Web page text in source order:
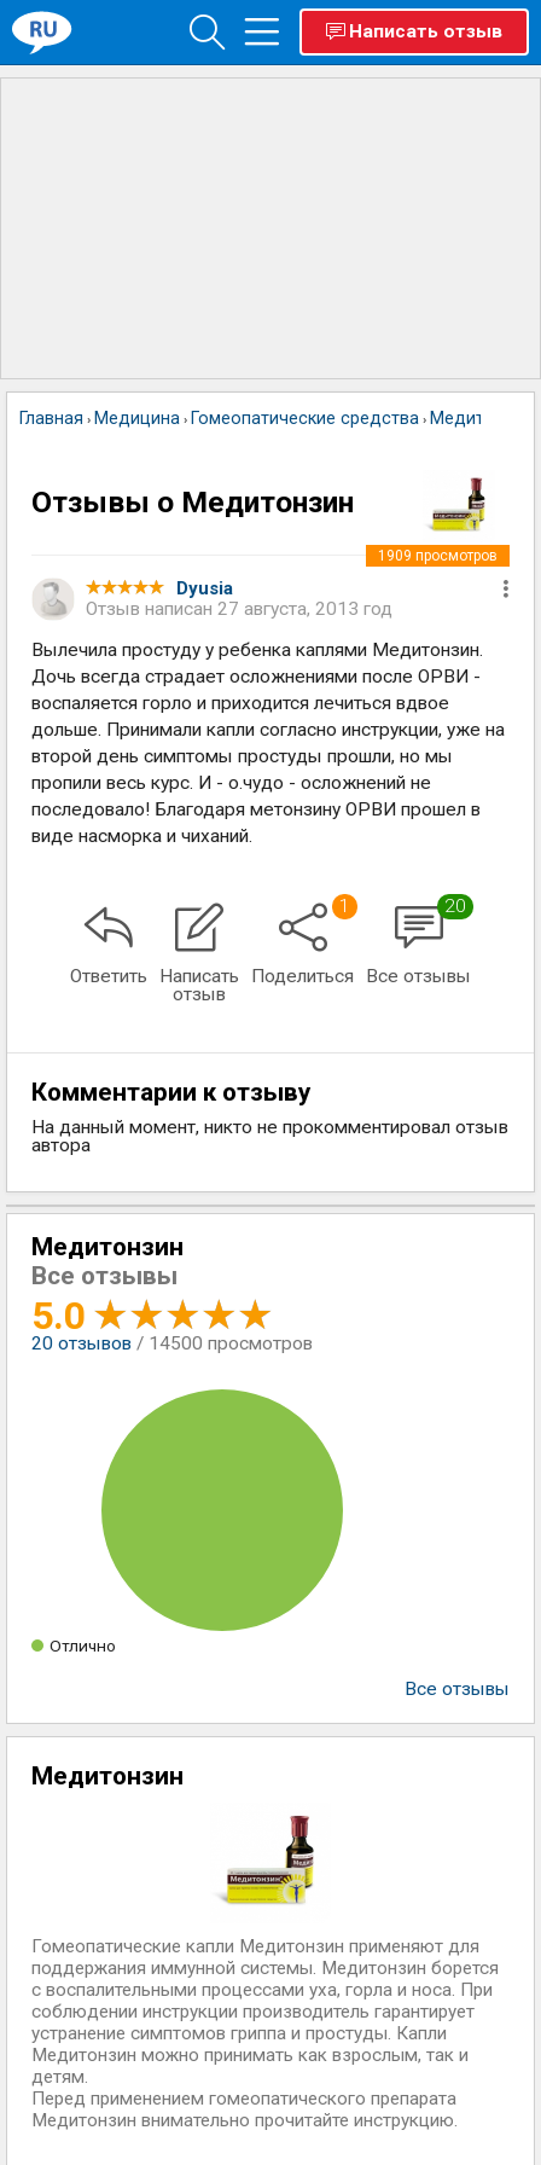
Написать отзыв
Главная › Медицина › Гомеопатические средства › Медитонзин
Отзывы о Медитонзин
Dyusia
Отзыв написан 27 августа, 2013 год
1909 просмотров
Вылечила простуду у ребенка каплями Медитонзин.
Дочь всегда страдает осложнениями после ОРВИ -
воспаляется горло и приходится лечиться вдвое
дольше. Принимали капли согласно инструкции, уже на
второй день симптомы простуды прошли, но мы
пропили весь курс. И - о.чудо - осложнений не
последовало! Благодаря метонзину ОРВИ прошел в
виде насморка и чиханий.
Ответить
Написать
отзыв
1
Поделиться
20
Все отзывы
Комментарии к отзыву
На данный момент, никто не прокомментировал отзыв
автора
Медитонзин
Все отзывы
5.0
20 отзывов / 14500 просмотров
Отлично
Все отзывы
Медитонзин
Гомеопатические капли Медитонзин применяют для
поддержания иммунной системы. Медитонзин борется
с воспалительными процессами уха, горла и носа. При
соблюдении инструкции производитель гарантирует
устранение симптомов гриппа и простуды. Капли
Медитонзин можно принимать как взрослым, так и
детям.
Перед применением гомеопатического препарата
Медитонзин внимательно прочитайте инструкцию.